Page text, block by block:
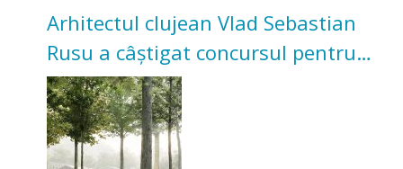
Arhitectul clujean Vlad Sebastian
Rusu a câștigat concursul pentru
transformarea Grădinii Casei
Universitarilor